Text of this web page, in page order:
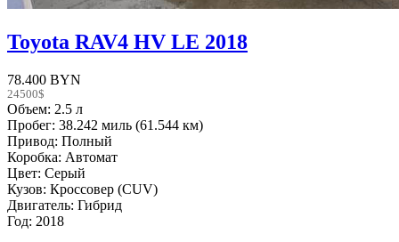
Toyota RAV4 HV LE 2018
78.400 BYN
24500$
Объем: 2.5 л
Пробег: 38.242 миль (61.544 км)
Привод: Полный
Коробка: Автомат
Цвет: Серый
Кузов: Кроссовер (CUV)
Двигатель: Гибрид
Год: 2018